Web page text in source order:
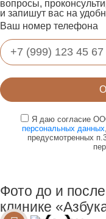
вопросы,
и запишут вас на
Ваш номер телефона
Я даю согласие
персональных данных
предусмотренных
Фото до и
клинике